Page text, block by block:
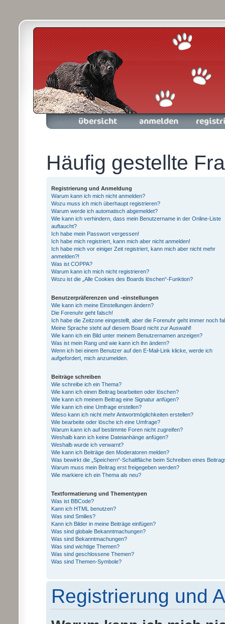
Foren-Übersicht Anmelden Registrieren
Häufig gestellte
Registrierung und Anmeldung
Warum kann ich mich nicht anmelden?
Wozu muss ich mich überhaupt registrieren?
Warum werde ich automatisch abgemeldet?
Wie kann ich verhindern, dass mein Benutzername in der Online-Liste
auftaucht?
Ich habe mein Passwort vergessen!
Ich habe mich registriert, kann mich aber nicht anmelden!
Ich habe mich vor einiger Zeit registriert, kann mich aber nicht mehr
anmelden?!
Was ist COPPA?
Warum kann ich mich nicht registrieren?
Wozu ist die „Alle Cookies des Boards löschen“-Funktion?
Benutzerpräferenzen und -einstellungen
Wie kann ich meine Einstellungen ändern?
Die Forenuhr geht falsch!
Ich habe die Zeitzone eingestellt, aber die Forenuhr geht immer noch
Meine Sprache steht auf diesem Board nicht zur Auswahl!
Wie kann ich ein Bild unter meinem Benutzernamen anzeigen?
Was ist mein Rang und wie kann ich ihn ändern?
Wenn ich bei einem Benutzer auf den E-Mail-Link klicke, werde ich
aufgefordert, mich anzumelden.
Beiträge schreiben
Wie schreibe ich ein Thema?
Wie kann ich einen Beitrag bearbeiten oder löschen?
Wie kann ich meinem Beitrag eine Signatur anfügen?
Wie kann ich eine Umfrage erstellen?
Wieso kann ich nicht mehr Antwortmöglichkeiten erstellen?
Wie bearbeite oder lösche ich eine Umfrage?
Warum kann ich auf bestimmte Foren nicht zugreifen?
Weshalb kann ich keine Dateianhänge anfügen?
Weshalb wurde ich verwarnt?
Wie kann ich Beiträge den Moderatoren melden?
Was bewirkt die „Speichern“-Schaltfläche beim Schreiben eines
Warum muss mein Beitrag erst freigegeben werden?
Wie markiere ich ein Thema als neu?
Textformatierung und Thementypen
Was ist BBCode?
Kann ich HTML benutzen?
Was sind Smilies?
Kann ich Bilder in meine Beiträge einfügen?
Was sind globale Bekanntmachungen?
Was sind Bekanntmachungen?
Was sind wichtige Themen?
Was sind geschlossene Themen?
Was sind Themen-Symbole?
Registrierung und